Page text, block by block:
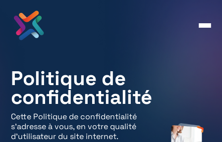
Politique de
confidentialité
Cette Politique de confidentialité
s’adresse à vous, en votre qualité
d’utilisateur du site internet.